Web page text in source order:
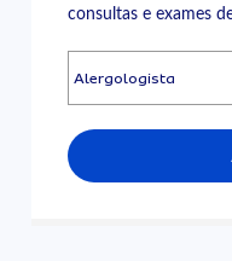
consultas e exames